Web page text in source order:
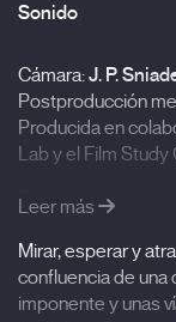
Sonido
Cámara:J. P.
Postproducción
Producida en
Lab y el Film
Festivales
2010
2010
Leer más
Mirar, esperar y
confluencia de una
imponente y unas